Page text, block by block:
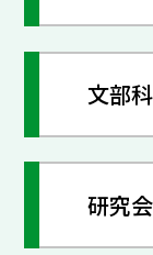
文部
研究